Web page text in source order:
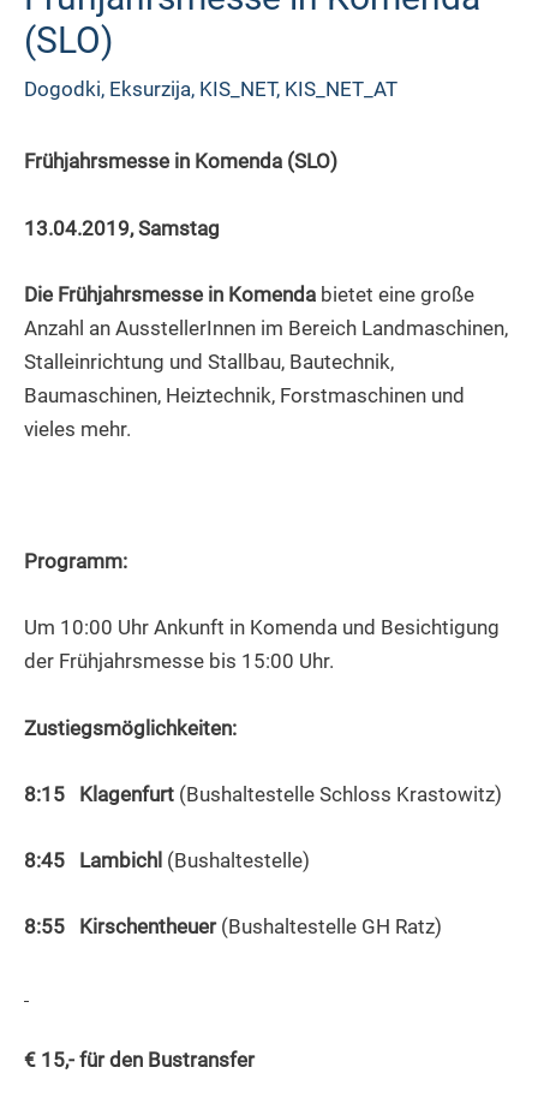
(SLO)
Dogodki, Eksurzija, KIS_NET, KIS_NET_AT
Frühjahrsmesse in Komenda (SLO)
13.04.2019, Samstag
Die Frühjahrsmesse in Komenda bietet eine große
Anzahl an AusstellerInnen im Bereich Landmaschinen,
Stalleinrichtung und Stallbau, Bautechnik,
Baumaschinen, Heiztechnik, Forstmaschinen und
vieles mehr.
Programm:
Um 10:00 Uhr Ankunft in Komenda und Besichtigung
der Frühjahrsmesse bis 15:00 Uhr.
Zustiegsmöglichkeiten:
8:15 Klagenfurt (Bushaltestelle Schloss Krastowitz)
8:45 Lambichl (Bushaltestelle)
8:55 Kirschentheuer (Bushaltestelle GH Ratz)
€ 15,- für den Bustransfer